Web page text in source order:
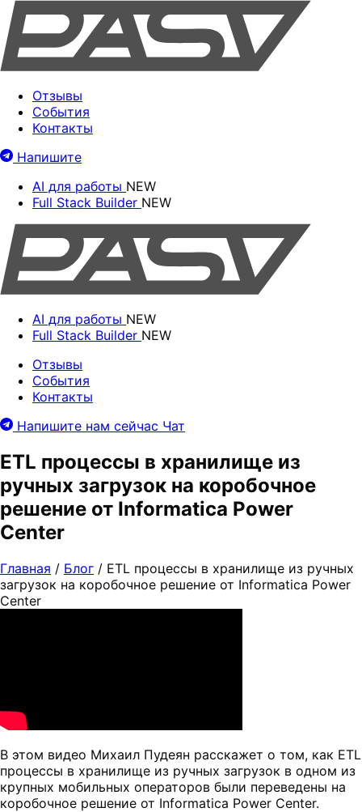
Отзывы
События
Контакты
Напишите
AI для работы NEW
Full Stack Builder NEW
AI для работы NEW
Full Stack Builder NEW
Отзывы
События
Контакты
Напишите нам сейчас Чат
ETL процессы в хранилище из
ручных загрузок на коробочное
решение от Informatica Power
Center
Главная / Блог / ETL процессы в хранилище из ручных
загрузок на коробочное решение от Informatica Power
Center
В этом видео Михаил Пудеян расскажет о том, как ETL
процессы в хранилище из ручных загрузок в одном из
крупных мобильных операторов были переведены на
коробочное решение от Informatica Power Center.